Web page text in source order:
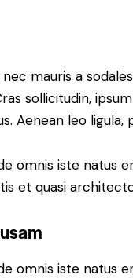
mauris a
sollicitudin,
Aenean leo
omnis iste natus
et quasi
omnis iste natus